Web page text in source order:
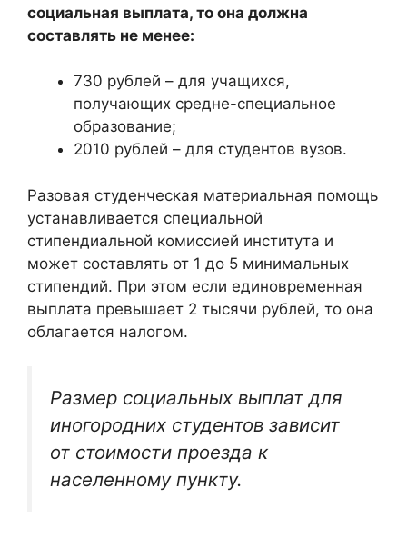
социальная выплата, то она должна
составлять не менее:
730 рублей – для учащихся,
получающих средне-специальное
образование;
2010 рублей – для студентов вузов.
Разовая студенческая материальная помощь
устанавливается специальной
стипендиальной комиссией института и
может составлять от 1 до 5 минимальных
стипендий. При этом если единовременная
выплата превышает 2 тысячи рублей, то она
облагается налогом.
Размер социальных выплат для
иногородних студентов зависит
от стоимости проезда к
населенному пункту.